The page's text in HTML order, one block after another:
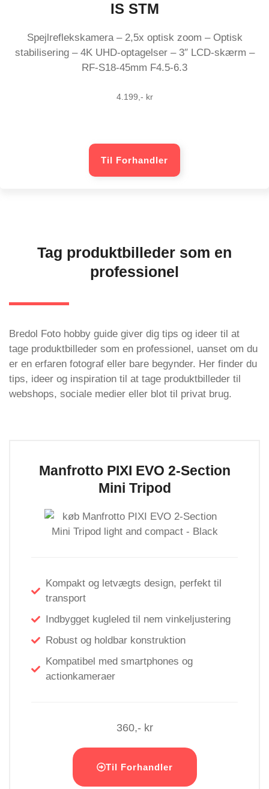
IS STM
Spejlreflekskamera – 2,5x optisk zoom – Optisk
stabilisering – 4K UHD-optagelser – 3″ LCD-skærm –
RF-S18-45mm F4.5-6.3
4.199,- kr
Til Forhandler
Tag produktbilleder som en
professionel
Bredol Foto hobby guide giver dig tips og ideer til at
tage produktbilleder som en professionel, uanset om du
er en erfaren fotograf eller bare begynder. Her finder du
tips, ideer og inspiration til at tage produktbilleder til
webshops, sociale medier eller blot til privat brug.
Manfrotto PIXI EVO 2-Section
Mini Tripod
Kompakt og letvægts design, perfekt til
transport
Indbygget kugleled til nem vinkeljustering
Robust og holdbar konstruktion
Kompatibel med smartphones og
actionkameraer
360,- kr
Til Forhandler